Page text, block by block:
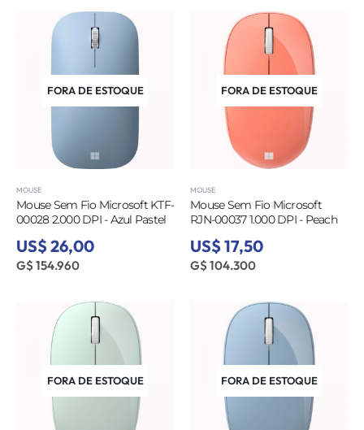
FORA DE ESTOQUE
MOUSE
Mouse Sem Fio Microsoft KTF-
00028 2.000 DPI - Azul Pastel
US$ 26,00
G$ 154.960
FORA DE ESTOQUE
MOUSE
Mouse Sem Fio Microsoft
RJN-00037 1.000 DPI - Peach
US$ 17,50
G$ 104.300
FORA DE ESTOQUE FORA DE ESTOQUE